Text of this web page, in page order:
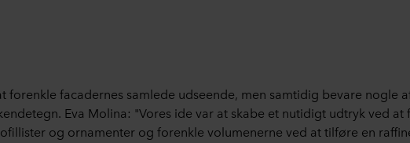
forenkle facadernes samlede udseende, men samtidig bevare nogle
Eva Molina: "Vores ide var at skabe et nutidigt udtryk ved at
og ornamenter og forenkle volumenerne ved at tilføre en